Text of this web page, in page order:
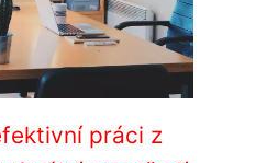
práci z